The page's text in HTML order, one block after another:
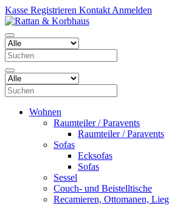
Kasse Registrieren Kontakt Anmelden
Wohnen
Raumteiler / Paravents
Raumteiler / Paravents
Sofas
Ecksofas
Sofas
Sessel
Couch- und Beistelltische
Recamieren, Ottomanen,